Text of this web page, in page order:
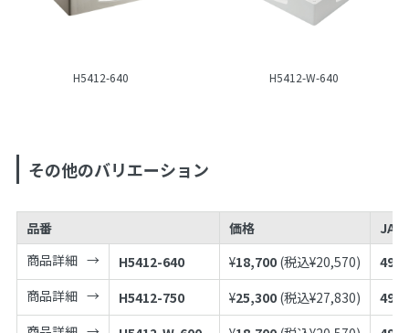
H5412-640 H5412-W-640
その他のバリエーション
品番 価格
JAN
商品詳細
H5412-640 ¥18,700 (税込¥20,570)
商品詳細
H5412-750 ¥25,300 (税込¥27,830)